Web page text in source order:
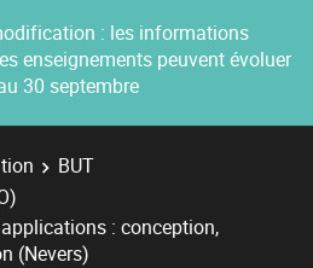
: les informations
enseignements peuvent évoluer
30 septembre
BUT
: conception,
(Nevers)